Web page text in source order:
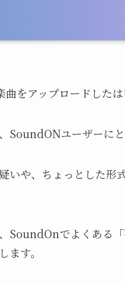
をアップロードしたは
SoundONユーザーに
いや、ちょっとした形
SoundOnでよくある
ます。